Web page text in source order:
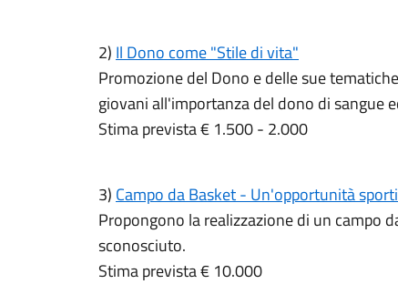
2) Il Dono come "Stile di vita"
Promozione del Dono e delle sue
giovani all'importanza del dono di sangue
Stima prevista € 1.500 - 2.000
3) Campo da Basket - Un'opportunità
Propongono la realizzazione di un campo
sconosciuto.
Stima prevista € 10.000